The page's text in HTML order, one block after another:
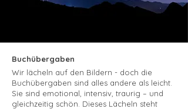
Buchübergaben
Wir lächeln auf den Bildern - doch die
Buchübergaben sind alles andere als leicht.
Sie sind emotional, intensiv, traurig – und
gleichzeitig schön. Dieses Lächeln steht